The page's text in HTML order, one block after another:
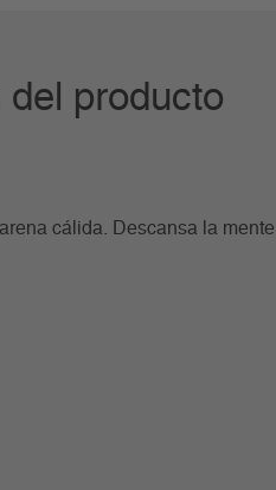
del producto
cálida. Descansa la